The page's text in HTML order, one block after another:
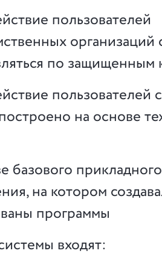
пользователей
организаций
по защищенным
пользователей
на основе
базового
на котором
программы
входят: